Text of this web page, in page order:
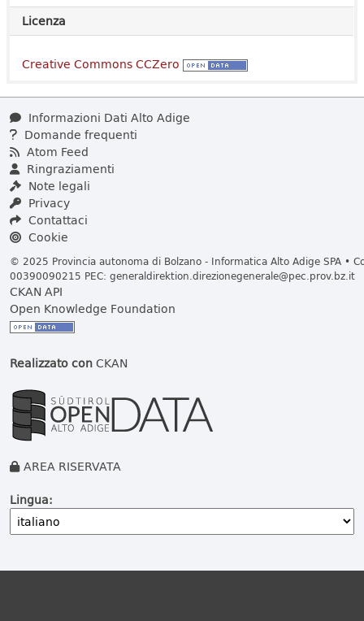
Licenza
Creative Commons CCZero
Informazioni Dati Alto Adige
Domande frequenti
Atom Feed
Ringraziamenti
Note legali
Privacy
Contattaci
Cookie
© 2025 Provincia autonoma di Bolzano - Informatica Alto Adige SPA •
00390090215 PEC: generaldirektion.direzionegenerale@pec.prov.bz.it
CKAN API
Open Knowledge Foundation
Realizzato conCKAN
AREA RISERVATA
Lingua